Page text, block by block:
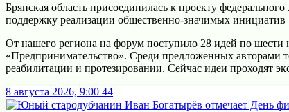
Брянская область присоединилась к проекту
поддержку реализации общественно-значимых
От нашего региона на форум поступило 28 идей по
«Предпринимательство». Среди предложенных авторами
реабилитации и протезировании. Сейчас идеи проходят
8 августа 2026, 9:00 44